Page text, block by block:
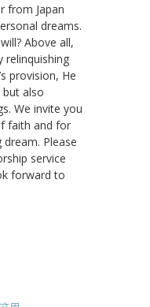
from Japan
dreams.
Above all,
relinquishing
provision, He
also
We invite you
faith and for
Please
service
forward to